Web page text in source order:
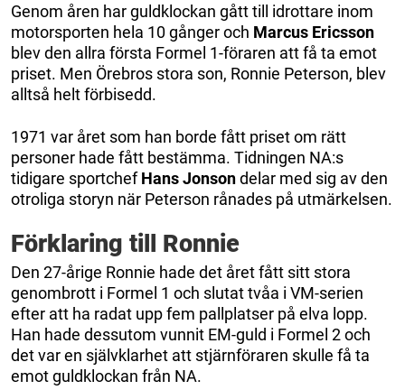
Genom åren har guldklockan gått till idrottare inom
motorsporten hela 10 gånger och Marcus Ericsson
blev den allra första Formel 1-föraren att få ta emot
priset. Men Örebros stora son, Ronnie Peterson, blev
alltså helt förbisedd.
1971 var året som han borde fått priset om rätt
personer hade fått bestämma. Tidningen NA:s
tidigare sportchefHans Jonsondelar med sig av den
otroliga storyn när Peterson rånades på utmärkelsen.
Förklaring till Ronnie
Den 27-årige Ronnie hade det året fått sitt stora
genombrott i Formel 1 och slutat tvåa i VM-serien
efter att ha radat upp fem pallplatser på elva lopp.
Han hade dessutom vunnit EM-guld i Formel 2 och
det var en självklarhet att stjärnföraren skulle få ta
emot guldklockan från NA.